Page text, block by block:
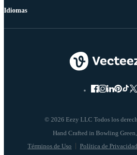
© 2026 Eezy LLC Todos los
Términos de Uso Política de Privacidad
Idiomas